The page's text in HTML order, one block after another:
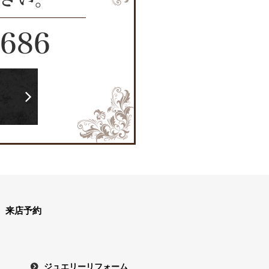
来店予約
ジュエリーリフォーム